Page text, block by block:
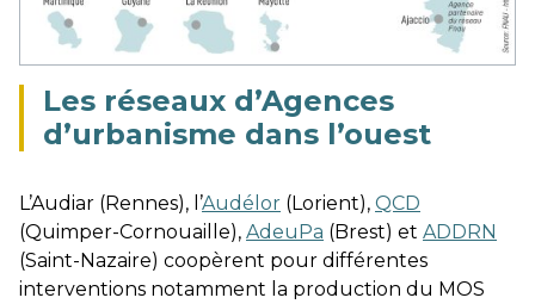
Les réseaux d’Agences
d’urbanisme dans l’ouest
L’Audiar (Rennes), l’Audélor (Lorient), QCD
(Quimper-Cornouaille), AdeuPa (Brest) et ADDRN
(Saint-Nazaire) coopèrent pour différentes
interventions notamment la production du MOS